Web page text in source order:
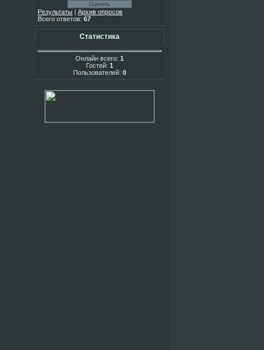
Результаты
Архив опросов
Всего ответов: 67
Статистика
Онлайн всего: 1
Гостей: 1
Пользователей: 0